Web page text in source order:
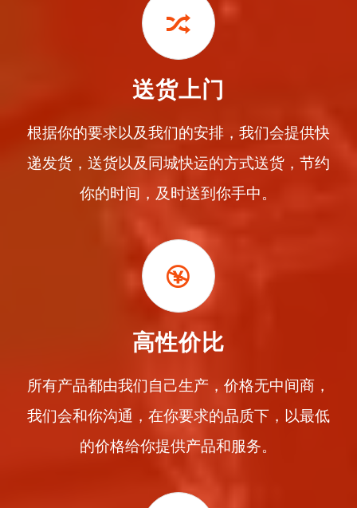
送货上门
根据你的要求以及我们的安排，我们会提供快
递发货，送货以及同城快运的方式送货，节约
你的时间，及时送到你手中。
高性价比
所有产品都由我们自己生产，价格无中间商，
我们会和你沟通，在你要求的品质下，以最低
的价格给你提供产品和服务。